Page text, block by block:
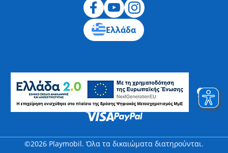
Ελλάδα
©2026 Playmobil. Όλα τα δικαιώματα διατηρούνται.